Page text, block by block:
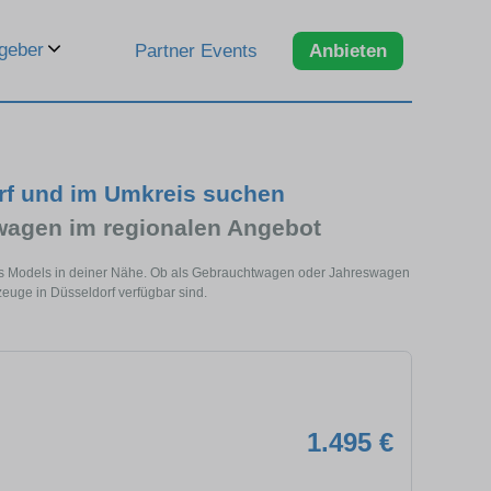
Partner Events Anbieten
und im Umkreis suchen
im regionalen Angebot
in deiner Nähe. Ob als Gebrauchtwagen oder Jahreswagen
in Düsseldorf verfügbar sind.
1.495 €